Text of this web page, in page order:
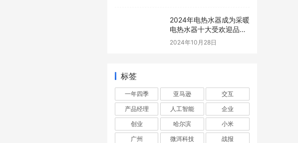
2024年电热水器成为采暖
电热水器十大受欢迎品牌
之一–千屋
2024年10月28日
标签
一年四季 亚马逊
交互
产品经理
人工智能
企业
创业
哈尔滨
小米
广州
微洱科技
战报